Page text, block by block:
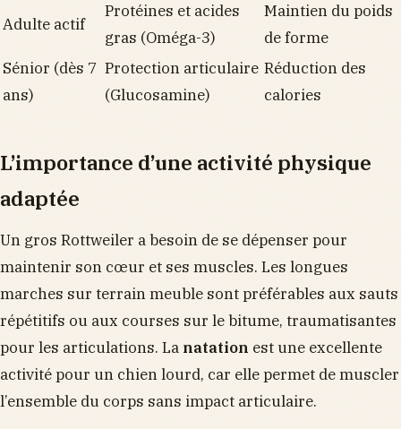
Adulte actif
Protéines et acides
gras (Oméga-3)
Maintien du poids
de forme
Sénior (dès 7
ans)
Protection articulaire
(Glucosamine)
Réduction des
calories
L’importance d’une activité physique
adaptée
Un gros Rottweiler a besoin de se dépenser pour
maintenir son cœur et ses muscles. Les longues
marches sur terrain meuble sont préférables aux sauts
répétitifs ou aux courses sur le bitume, traumatisantes
pour les articulations. La natation est une excellente
activité pour un chien lourd, car elle permet de muscler
l’ensemble du corps sans impact articulaire.